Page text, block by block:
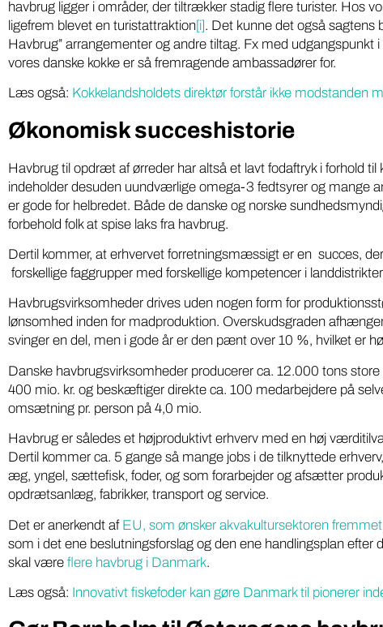
havbrug ligger i områder, der tiltrækker stadig flere turister. Hos
ligefrem blevet en turistattraktion[i]. Det kunne det også sagtens
Havbrug” arrangementer og andre tiltag. Fx med udgangspunkt
vores danske kokke er så fremragende ambassadører for.
Læs også: Kokkelandsholdets direktør forstår ikke modstanden
Økonomisk succeshistorie
Havbrug til opdræt af ørreder har altså et lavt fodaftryk i forhold til
indeholder desuden uundværlige omega-3 fedtsyrer og mange
er gode for helbredet. Både de danske og norske
forbehold folk at spise laks fra havbrug.
Dertil kommer, at erhvervet forretningsmæssigt er en succes,
forskellige faggrupper med forskellige kompetencer i
Havbrugsvirksomheder drives uden nogen form for
lønsomhed inden for madproduktion. Overskudsgraden
svinger en del, men i gode år er den pænt over 10 %, hvilket er
Danske havbrugsvirksomheder producerer ca. 12.000 tons
400 mio. kr. og beskæftiger direkte ca. 100 medarbejdere på
omsætning pr. person på 4,0 mio.
Havbrug er således et højproduktivt erhverv med en høj
Dertil kommer ca. 5 gange så mange jobs i de tilknyttede
æg, yngel, sættefisk, foder, og som forarbejder og afsætter
opdrætsanlæg, fabrikker, transport og service.
Det er anerkendt af EU, som ønsker akvakultursektoren fremmet
som i det ene beslutningsforslag og den ene handlingsplan efter
skal være flere havbrug i Danmark.
Læs også: Innovativt fiskefoder kan gøre Danmark til pionerer